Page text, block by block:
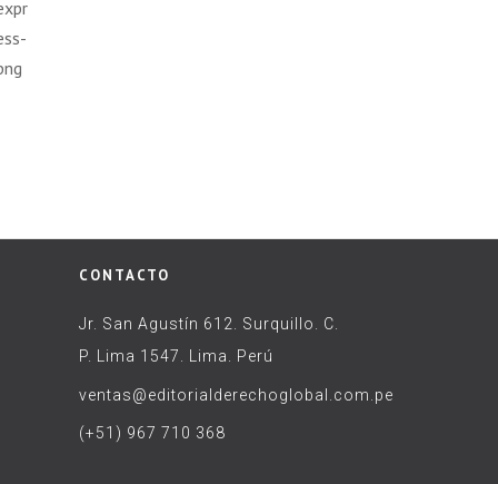
CONTACTO
Jr. San Agustín 612. Surquillo. C.
P. Lima 1547. Lima. Perú
ventas@editorialderechoglobal.com.pe
(+51) 967 710 368